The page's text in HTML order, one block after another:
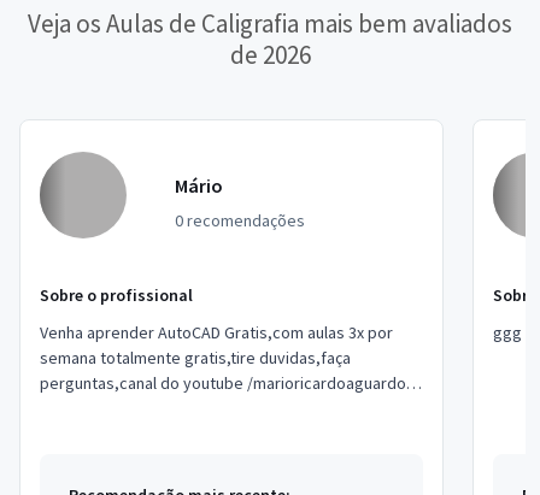
Veja os Aulas de Caligrafia mais bem avaliados
de 2026
Mário
0 recomendações
Sobre o profissional
Venha aprender AutoCAD Gratis,com aulas 3x por
semana totalmente gratis,tire duvidas,faça
perguntas,canal do youtube /marioricardoaguardo
ggg